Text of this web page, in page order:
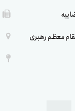
معظم رهبری